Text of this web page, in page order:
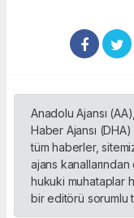
Anadolu Ajansı
Haber Ajansı
tüm haberler,
ajans
hukuki muhataplar
bir editörü sorumlu